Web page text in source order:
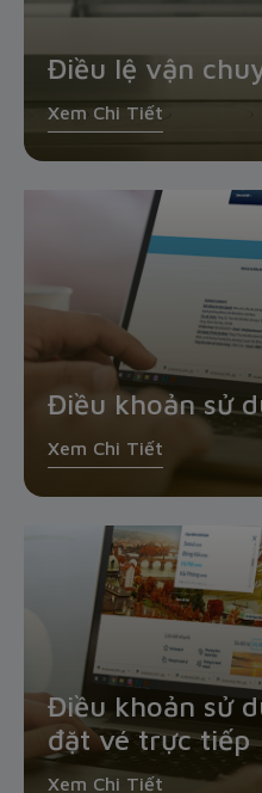
Điều lệ vận
Xem Chi Tiết
Điều khoản sử
Xem Chi Tiết
Điều khoản sử
đặt vé trực tiếp
Xem Chi Tiết